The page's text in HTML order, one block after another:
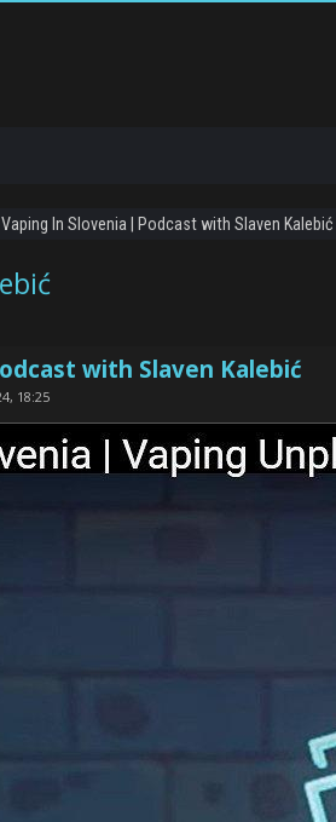
Vaping In Slovenia | Podcast with Slaven Kalebić
with Slaven Kalebić
18:25